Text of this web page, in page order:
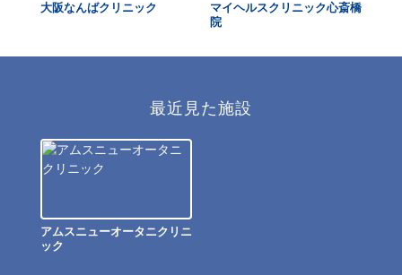
大阪なんばクリニック
マイヘルスクリニック心斎橋
院
最近見た施設
アムスニューオータニクリニ
ック